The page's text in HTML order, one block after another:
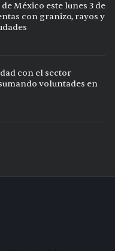
México este lunes 3 de
con granizo, rayos y
con el sector
voluntades en